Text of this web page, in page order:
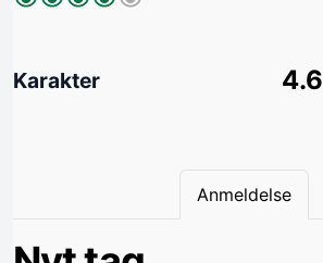
Karakter 4.6
Anmeldelse